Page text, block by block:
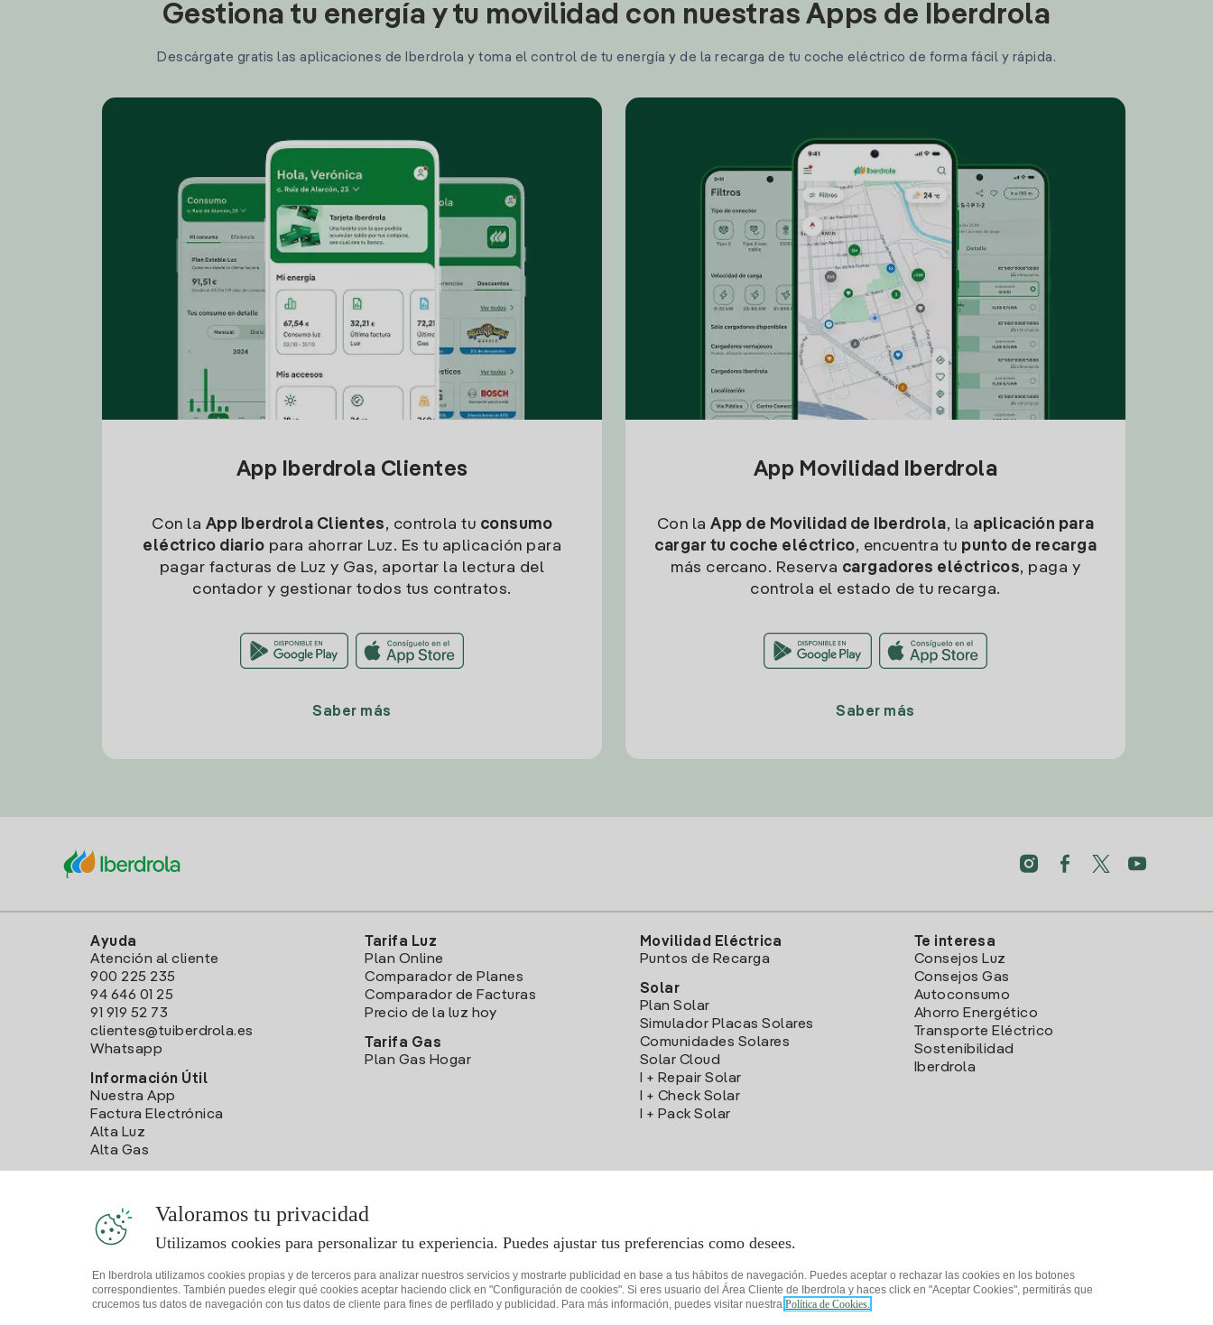
Gestiona tu energía y tu movilidad con nuestras Apps de Iberdrola
Descárgate gratis las aplicaciones de Iberdrola y toma el control de tu energía y de la recarga de tu coche eléctrico de forma fácil y rápida.
App Iberdrola Clientes
Con la App Iberdrola Clientes, controla tu consumo
eléctrico diario para ahorrar Luz. Es tu aplicación para
pagar facturas de Luz y Gas, aportar la lectura del
contador y gestionar todos tus contratos.
Saber más
App Movilidad Iberdrola
Con la App de Movilidad de Iberdrola, la aplicación para
cargar tu coche eléctrico, encuentra tu punto de recarga
más cercano. Reserva cargadores eléctricos, paga y
controla el estado de tu recarga.
Saber más
Ayuda
Atención al cliente
900 225 235
94 646 01 25
91 919 52 73
clientes@tuiberdrola.es
Whatsapp
Información Útil
Nuestra App
Factura Electrónica
Alta Luz
Alta Gas
Tarifa Luz
Plan Online
Comparador de Planes
Comparador de Facturas
Precio de la luz hoy
Tarifa Gas
Plan Gas Hogar
Movilidad Eléctrica
Puntos de Recarga
Solar
Plan Solar
Simulador Placas Solares
Comunidades Solares
Solar Cloud
I + Repair Solar
I + Check Solar
I + Pack Solar
Te interesa
Consejos Luz
Consejos Gas
Autoconsumo
Ahorro Energético
Transporte Eléctrico
Sostenibilidad
Iberdrola
Valoramos tu privacidad
Utilizamos cookies para personalizar tu experiencia. Puedes ajustar tus preferencias como desees.
En Iberdrola utilizamos cookies propias y de terceros para analizar nuestros servicios y mostrarte publicidad en base a tus hábitos de navegación. Puedes aceptar o rechazar las cookies en los botones
correspondientes. También puedes elegir qué cookies aceptar haciendo click en "Configuración de cookies". Si eres usuario del Área Cliente de Iberdrola y haces click en "Aceptar Cookies", permitirás que
crucemos tus datos de navegación con tus datos de cliente para fines de perfilado y publicidad. Para más información, puedes visitar nuestra Política de Cookies.